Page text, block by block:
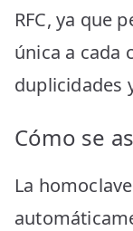
RFC, ya que
única a cada
duplicidades
Cómo se
La